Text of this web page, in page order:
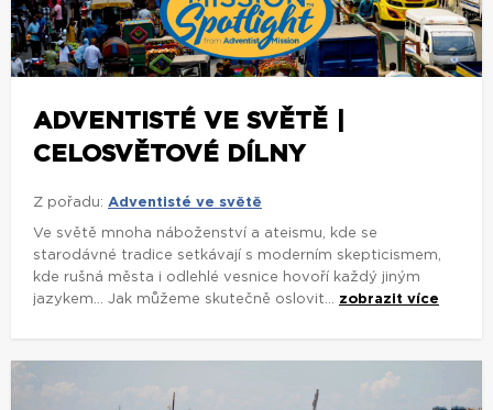
ADVENTISTÉ VE SVĚTĚ |
CELOSVĚTOVÉ DÍLNY
Z pořadu: Adventisté ve světě
Ve světě mnoha náboženství a ateismu, kde se
starodávné tradice setkávají s moderním skepticismem,
kde rušná města i odlehlé vesnice hovoří každý jiným
jazykem... Jak můžeme skutečně oslovit... zobrazit více